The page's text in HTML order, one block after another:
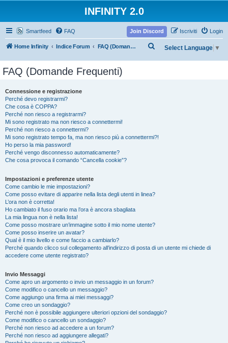
INFINITY 2.0
Smartfeed FAQ Login
Iscriviti
Join Discord
Home Infinity Indice Forum FAQ (Domande Frequenti) Select Language ▼
FAQ (Domande Frequenti)
Connessione e registrazione
Perché devo registrarmi?
Che cosa è COPPA?
Perché non riesco a registrarmi?
Mi sono registrato ma non riesco a connettermi!
Perché non riesco a connettermi?
Mi sono registrato tempo fa, ma non riesco più a connettermi?!
Ho perso la mia password!
Perché vengo disconnesso automaticamente?
Che cosa provoca il comando “Cancella cookie”?
Impostazioni e preferenze utente
Come cambio le mie impostazioni?
Come posso evitare di apparire nella lista degli utenti in linea?
L’ora non è corretta!
Ho cambiato il fuso orario ma l’ora è ancora sbagliata
La mia lingua non è nella lista!
Come posso mostrare un’immagine sotto il mio nome utente?
Come posso inserire un avatar?
Qual è il mio livello e come faccio a cambiarlo?
Perché quando clicco sul collegamento all’indirizzo di posta di un utente mi chiede di
accedere come utente registrato?
Invio Messaggi
Come apro un argomento o invio un messaggio in un forum?
Come modifico o cancello un messaggio?
Come aggiungo una firma ai miei messaggi?
Come creo un sondaggio?
Perché non è possibile aggiungere ulteriori opzioni del sondaggio?
Come modifico o cancello un sondaggio?
Perché non riesco ad accedere a un forum?
Perché non riesco ad aggiungere allegati?